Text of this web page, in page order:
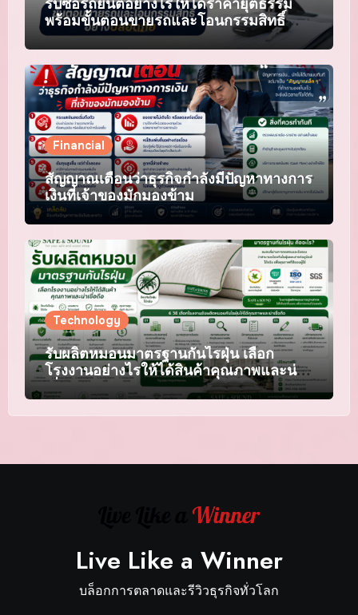
พร้อมขั้นตอนขายรถและโอนกรรมสิทธิ์
อย่างปลอดภัย
Financial
สัญญาณเตือนว่าธุรกิจกำลังมีปัญหาทางการ
เงินที่เจ้าของมักมองข้าม
Technology
รับผลิตหมอนมาตรฐานกันไรฝุ่น เลือก
โรงงานอย่างไรให้ได้สินค้าคุณภาพและน่า
เชื่อถือ
Live Like a Winner
บล็อกการตลาดและรีวิวธุรกิจทั่วโลก